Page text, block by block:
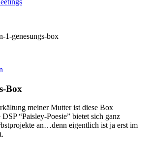
Box
meiner Mutter ist diese Box
“Paisley-Poesie” bietet sich ganz
an…denn eigentlich ist ja erst im